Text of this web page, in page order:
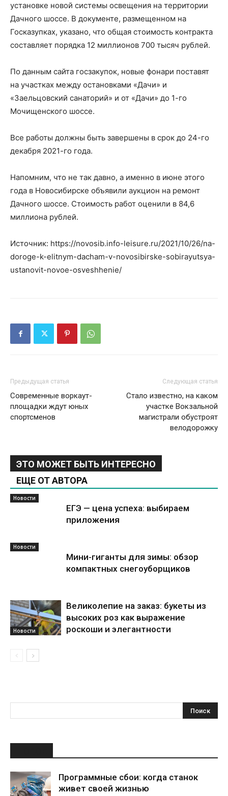
установке новой системы освещения на территории
Дачного шоссе. В документе, размещенном на
Госказупках, указано, что общая стоимость контракта
составляет порядка 12 миллионов 700 тысяч рублей.
По данным сайта госзакупок, новые фонари поставят
на участках между остановками «Дачи» и
«Заельцовский санаторий» и от «Дачи» до 1-го
Мочищенского шоссе.
Все работы должны быть завершены в срок до 24-го
декабря 2021-го года.
Напомним, что не так давно, а именно в июне этого
года в Новосибирске объявили аукцион на ремонт
Дачного шоссе. Стоимость работ оценили в 84,6
миллиона рублей.
Источник: https://novosib.info-leisure.ru/2021/10/26/na-
doroge-k-elitnym-dacham-v-novosibirske-sobirayutsya-
ustanovit-novoe-osveshhenie/
Предыдущая статья
Современные воркаут-
площадки ждут юных
спортсменов
Следующая статья
Стало известно, на каком
участке Вокзальной
магистрали обустроят
велодорожку
ЭТО МОЖЕТ БЫТЬ ИНТЕРЕСНО
ЕЩЕ ОТ АВТОРА
Новости
ЕГЭ — цена успеха: выбираем
приложения
Новости
Мини-гиганты для зимы: обзор
компактных снегоуборщиков
Новости
Великолепие на заказ: букеты из
высоких роз как выражение
роскоши и элегантности
Программные сбои: когда станок
живет своей жизнью